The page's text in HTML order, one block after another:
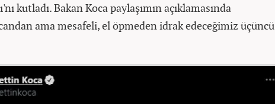
kutladı. Bakan Koca paylaşımın açıklamasında
ama mesafeli, el öpmeden idrak edeceğimiz üçüncü